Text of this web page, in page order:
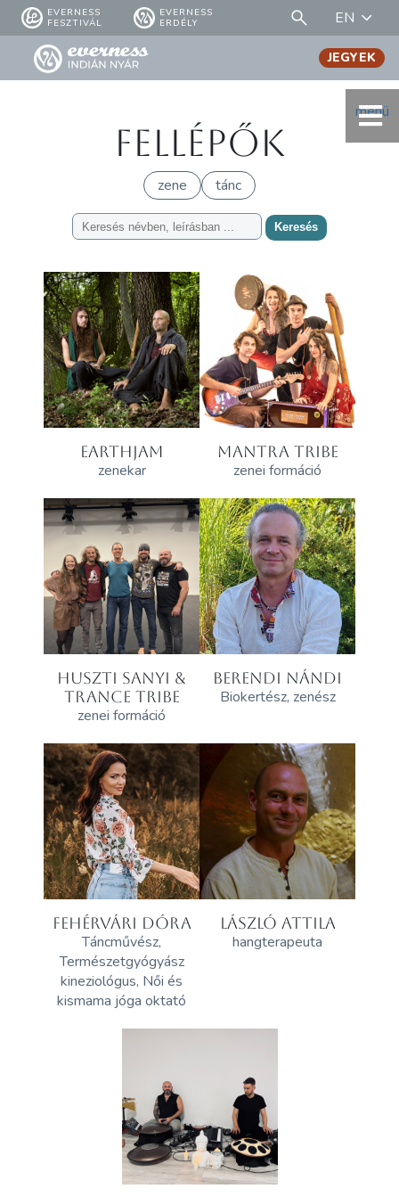
EVERNESS
FESZTIVÁL
EVERNESS
ERDÉLY
EN
menü
JEGYEK
Fellépők
zene tánc
Keresés
EARTHJAM
zenekar
MANTRA TRIBE
zenei formáció
HUSZTI SANYI &
TRANCE TRIBE
zenei formáció
BERENDI NÁNDI
Biokertész, zenész
FEHÉRVÁRI DÓRA
Táncművész,
Természetgyógyász
kineziológus, Női és
kismama jóga oktató
LÁSZLÓ ATTILA
hangterapeuta